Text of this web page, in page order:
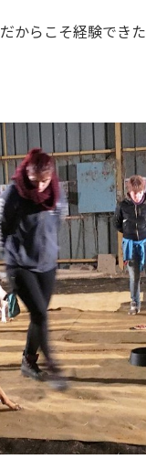
からこそ経験でき